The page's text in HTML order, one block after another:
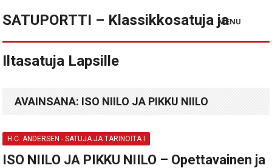
SATUPORTTI – Klassikkosatuja ja
Iltasatuja Lapsille
MENU
AVAINSANA: ISO NIILO JA PIKKU NIILO
H.C. ANDERSEN - SATUJA JA TARINOITA I
ISO NIILO JA PIKKU NIILO – Opettavainen ja